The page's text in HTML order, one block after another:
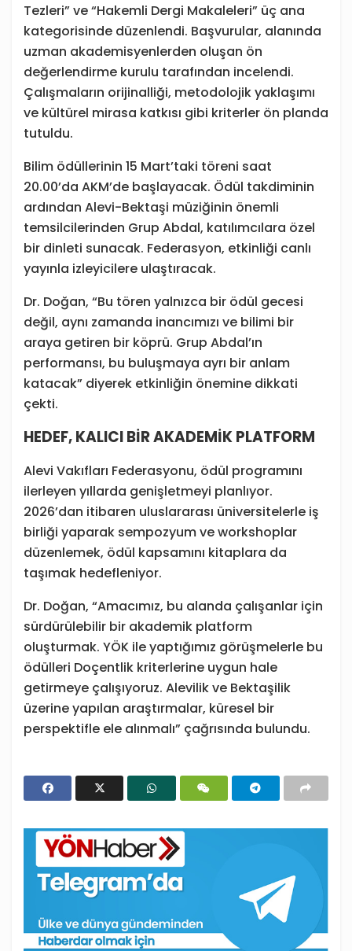
Tezleri” ve “Hakemli Dergi Makaleleri” üç ana
kategorisinde düzenlendi. Başvurular, alanında
uzman akademisyenlerden oluşan ön
değerlendirme kurulu tarafından incelendi.
Çalışmaların orijinalliği, metodolojik yaklaşımı
ve kültürel mirasa katkısı gibi kriterler ön planda
tutuldu.
Bilim ödüllerinin 15 Mart’taki töreni saat
20.00’da AKM’de başlayacak. Ödül takdiminin
ardından Alevi-Bektaşi müziğinin önemli
temsilcilerinden Grup Abdal, katılımcılara özel
bir dinleti sunacak. Federasyon, etkinliği canlı
yayınla izleyicilere ulaştıracak.
Dr. Doğan, “Bu tören yalnızca bir ödül gecesi
değil, aynı zamanda inancımızı ve bilimi bir
araya getiren bir köprü. Grup Abdal’ın
performansı, bu buluşmaya ayrı bir anlam
katacak” diyerek etkinliğin önemine dikkati
çekti.
HEDEF, KALICI BİR AKADEMİK PLATFORM
Alevi Vakıfları Federasyonu, ödül programını
ilerleyen yıllarda genişletmeyi planlıyor.
2026’dan itibaren uluslararası üniversitelerle iş
birliği yaparak sempozyum ve workshoplar
düzenlemek, ödül kapsamını kitaplara da
taşımak hedefleniyor.
Dr. Doğan, “Amacımız, bu alanda çalışanlar için
sürdürülebilir bir akademik platform
oluşturmak. YÖK ile yaptığımız görüşmelerle bu
ödülleri Doçentlik kriterlerine uygun hale
getirmeye çalışıyoruz. Alevilik ve Bektaşilik
üzerine yapılan araştırmalar, küresel bir
perspektifle ele alınmalı” çağrısında bulundu.